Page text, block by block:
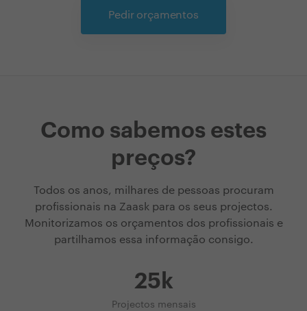
Pedir orçamentos
Como sabemos estes
preços?
Todos os anos, milhares de pessoas procuram
profissionais na Zaask para os seus projectos.
Monitorizamos os orçamentos dos profissionais e
partilhamos essa informação consigo.
25k
Projectos mensais